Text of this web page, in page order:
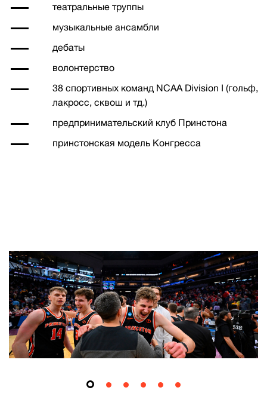
театральные труппы
музыкальные ансамбли
дебаты
волонтерство
38 спортивных команд NCAA Division I (гольф,
лакросс, сквош и тд.)
предпринимательский клуб Принстона
принстонская модель Конгресса